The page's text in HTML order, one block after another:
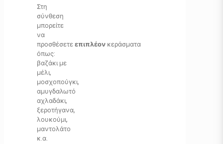
Στη
σύνθεση
μπορείτε
να
προσθέσετεεπιπλέον κεράσματα
όπως:
βαζάκι με
μέλι,
μοσχοπούγκι,
αμυγδαλωτό
αχλαδάκι,
ξεροτήγανα,
λουκούμι,
μαντολάτο
κ.α.